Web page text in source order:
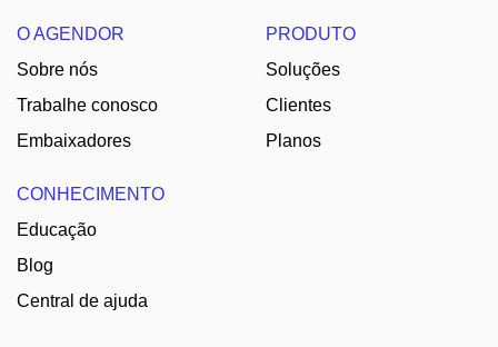
O AGENDOR
Sobre nós
Trabalhe conosco
Embaixadores
PRODUTO
Soluções
Clientes
Planos
CONHECIMENTO
Educação
Blog
Central de ajuda